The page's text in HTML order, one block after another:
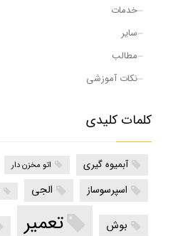
خدمات
سایر
مطالب
نکات آموزشی
کلمات کلیدی
آبمیوه گیری اتو مخزن دار
اسپرسوساز الجی
بوش تعمیر